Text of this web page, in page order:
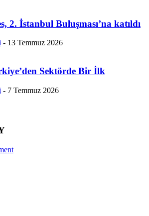
2. İstanbul Buluşması’na katıldı
- 13 Temmuz 2026
Sektörde Bir İlk
- 7 Temmuz 2026